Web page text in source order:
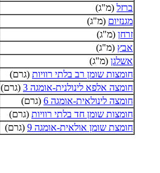
ברזל (מ"ג)
מגנזיום (מ"ג)
זרחן (מ"ג)
אבץ (מ"ג)
אשלגן (מ"ג)
חומצות שומן רב בלתי רוויות (גרם)
חומצה אלפא לינולנית-אומגה 3
(גרם)
חומצה לינולאית-אומגה 6
(גרם)
חומצות שומן חד בלתי רוויות (גרם)
חומצת שומן אולאית-אומגה 9
(גרם)